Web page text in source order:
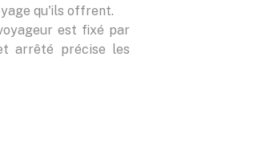
qu'ils offrent.
est fixé par
arrêté précise les